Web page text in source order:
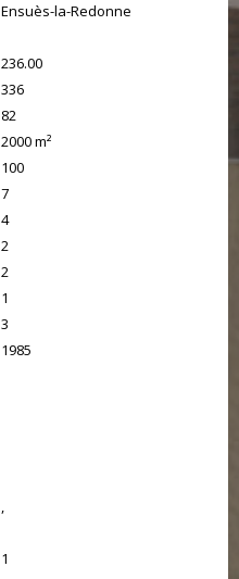
Ensuès-la-Redonne
236.00
336
82
2000 m²
100
7
4
2
2
1
3
1985
,
1